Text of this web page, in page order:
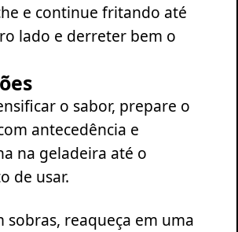
e continue fritando até
lado e derreter bem o
o sabor, prepare o
antecedência e
na geladeira até o
de usar.
sobras, reaqueça em uma